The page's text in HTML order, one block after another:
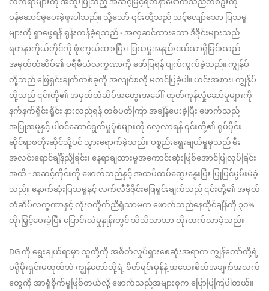
ဝန်ဆောင်မှုပေးခဲ့ဖူးပါသည်။ သို့သော် ၎င်းတို့သည် သင့်လျော်သော ပြသမှု
များကို ရှာဖွေရန် ရုန်းကန်ခဲ့ရသည် - အလှဆင်ထားသော ဒီဇိုင်းများသည်
ရတနာကိုယ်တိုင်ကို ဖုံးကွယ်ထားပြီး၊ ပြသမှုအနည်းငယ်သာရှိခြင်းသည်
အမှတ်တံဆိပ်၏ ပရီမီယံလက္ခဏာကို ဖော်ပြရန် ပျက်ကွက်ခဲ့သည်။ ကျွန်ုပ်
တို့သည် ဖြေရှင်းချက်တစ်ခုကို အလျင်စလို မတင်ပြခဲ့ပါ။ ယင်းအစား၊ ကျွန်ုပ်
တို့သည် ၎င်းတို့၏ အမှတ်တံဆိပ်အတွေးအခေါ်၊ ထုတ်ကုန်လှုံ့ဆော်မှုများကို
နက်နက်ရှိုင်းရှိုင်း နားလည်ရန် တစ်ပတ်ကြာ အချိန်ပေးခဲ့ပြီး ဖောက်သည်
အပြုအမူနှင့် ပါဝင်ဆောင်ရွက်မှုပုံစံများကို လေ့လာရန် ၎င်းတို့၏ ရုပ်ပိုင်း
ဆိုင်ရာစတိုးဆိုင်သို့ပင် သွားရောက်ခဲ့သည်။ ပစ္စည်းရွေးချယ်မှုမှသည် မီး
အလင်းရောင်ချိန်ညှိခြင်း၊ နေရာချထားမှုအကောင်းဆုံးဖြစ်အောင်ပြုလုပ်ခြင်း
အထိ - အဆင့်တိုင်းကို ဖောက်သည်နှင့် အထပ်ထပ်ဆွေးနွေးပြီး ပြုပြင်မွမ်းမံခဲ့
သည်။ နောက်ဆုံးပြသမှုနှင့် လက်လီဒီဇိုင်းဖြေရှင်းချက်သည် ၎င်းတို့၏ အမှတ်
တံဆိပ်လက္ခဏာနှင့် လုံးဝကိုက်ညီရုံသာမက ဖောက်သည်နေထိုင်ချိန်ကို ၃၀%
တိုးမြှင့်ပေးခဲ့ပြီး ပြောင်းလဲမှုနှုန်းတွင် သိသိသာသာ တိုးတက်လာခဲ့သည်။
DG ကို ရွေးချယ်ရာမှာ သူတို့ကို အစိတ်လှုပ်ရှားစေဆုံးအရာက ကျွန်တော်တို့ရဲ့
ပရိုမိုးရှင်းမဟုတ်ဘဲ ကျွန်တော်တို့ရဲ့ စိတ်ရင်းမှန်နဲ့ အသေးစိတ်အချက်အလက်
တွေကို အာရုံစိုက်မှုဖြစ်တယ်လို့ ဖောက်သည်အများစုက ပြောပြကြပါတယ်။